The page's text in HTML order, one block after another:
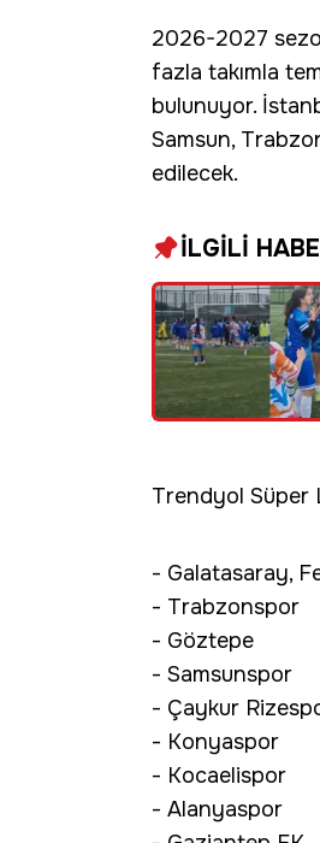
2026-2027
fazla takımla
bulunuyor.
Samsun,
edilecek.
İLGİLİ
Trendyol Süper
- Galatasaray,
- Trabzonspor
- Göztepe
- Samsunspor
- Çaykur
- Konyaspor
- Kocaelispor
- Alanyaspor